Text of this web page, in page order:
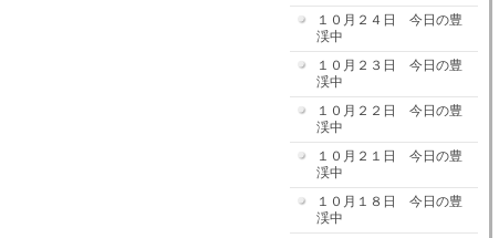
１０月２４日 今日の豊
渓中
１０月２３日 今日の豊
渓中
１０月２２日 今日の豊
渓中
１０月２１日 今日の豊
渓中
１０月１８日 今日の豊
渓中